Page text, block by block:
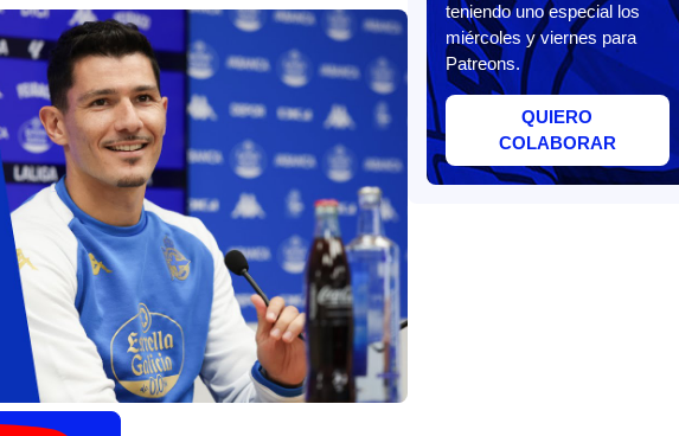
teniendo uno especial los
miércoles y viernes para
Patreons.
QUIERO
COLABORAR